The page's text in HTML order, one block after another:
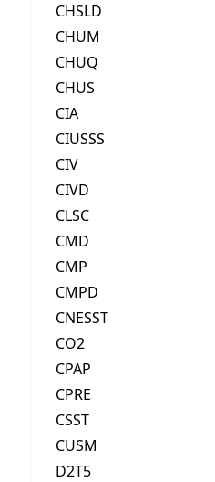
CHSLD
CHUM
CHUQ
CHUS
CIA
CIUSSS
CIV
CIVD
CLSC
CMD
CMP
CMPD
CNESST
CO2
CPAP
CPRE
CSST
CUSM
D2T5